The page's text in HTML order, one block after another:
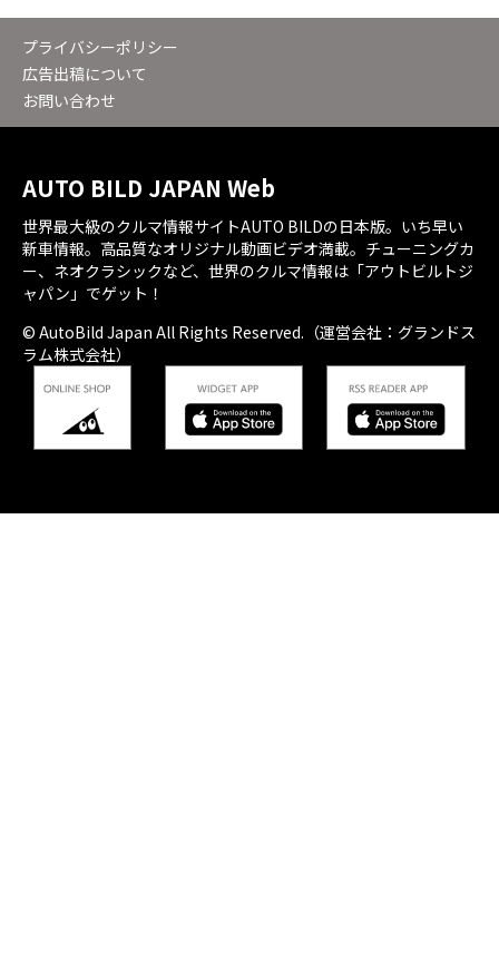
プライバシーポリシー
広告出稿について
お問い合わせ
AUTO BILD JAPAN Web
世界最大級のクルマ情報サイトAUTO BILDの日本版。いち早い
新車情報。高品質なオリジナル動画ビデオ満載。チューニングカ
ー、ネオクラシックなど、世界のクルマ情報は「アウトビルトジ
ャパン」でゲット！
© AutoBild Japan All Rights Reserved.（運営会社：グランドス
ラム株式会社）